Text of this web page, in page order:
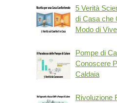
5 Verità
di Casa che
Modo di
Pompe di
Conoscere
Caldaia
Rivoluzione